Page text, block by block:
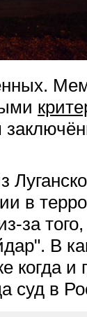
в
за
В
когда и
суд в